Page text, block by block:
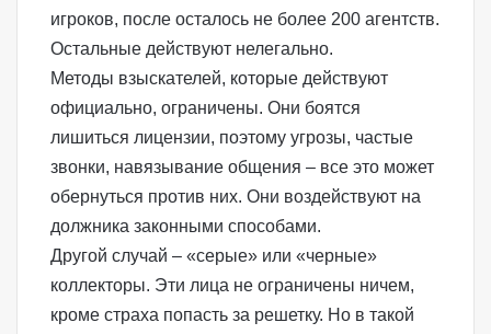
игроков, после осталось не более 200 агентств.
Остальные действуют нелегально.
Методы взыскателей, которые действуют
официально, ограничены. Они боятся
лишиться лицензии, поэтому угрозы, частые
звонки, навязывание общения – все это может
обернуться против них. Они воздействуют на
должника законными способами.
Другой случай – «серые» или «черные»
коллекторы. Эти лица не ограничены ничем,
кроме страха попасть за решетку. Но в такой